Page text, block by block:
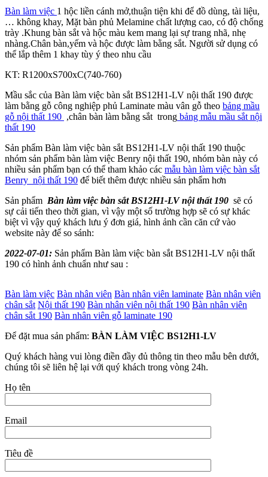
Bàn làm việc 1 hộc liền cánh mở,thuận tiện khi để đồ dùng, tài liệu,
… không khay, Mặt bàn phủ Melamine chất lượng cao, có độ chống
trày .Khung bàn sắt và hộc màu kem mang lại sự trang nhã, nhẹ
nhàng.Chân bàn,yếm và hộc được làm bằng sắt. Người sử dụng có
thể lắp thêm 1 khay tùy ý theo nhu cầu
KT: R1200xS700xC(740-760)
Mầu sắc của Bàn làm việc bàn sắt BS12H1-LV nội thất 190 được
làm bằng gỗ công nghiệp phủ Laminate màu vân gỗ theo bảng mầu
gỗ nội thất 190 ,chân bàn làm bằng sắt trong bảng mẫu mầu sắt nội
thất 190
Sản phẩm Bàn làm việc bàn sắt BS12H1-LV nội thất 190 thuộc
nhóm sản phẩm bàn làm việc Benry nội thất 190, nhóm bàn này có
nhiều sản phẩm bạn có thể tham khảo các mẫu bàn làm việc bàn sắt
Benry nội thất 190 để biết thêm được nhiều sản phẩm hơn
Sản phẩm Bàn làm việc bàn sắt BS12H1-LV nội thất190 sẽ có
sự cải tiến theo thời gian, vì vậy một số trường hợp sẽ có sự khác
biệt vì vậy quý khách lưu ý đơn giá, hình ảnh cần căn cứ vào
website này để so sánh:
2022-07-01: Sản phẩm Bàn làm việc bàn sắt BS12H1-LV nội thất
190 có hình ảnh chuẩn như sau :
Bàn làm việc Bàn nhân viên Bàn nhân viên laminate Bàn nhân viên
chân sắt Nội thất 190 Bàn nhân viên nội thất 190 Bàn nhân viên
chân sắt 190 Bàn nhân viên gỗ laminate 190
Để đặt mua sản phẩm: BÀN LÀM VIỆC BS12H1-LV
Quý khách hàng vui lòng điền đầy đủ thông tin theo mẫu bên dưới,
chúng tôi sẽ liên hệ lại với quý khách trong vòng 24h.
Họ tên
Email
Tiêu đề